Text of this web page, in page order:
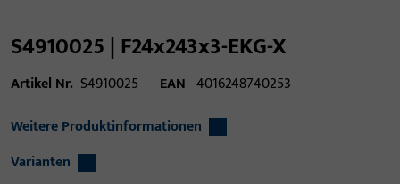
S4910025 | F24x243x3-EKG-X
Artikel Nr. S4910025 EAN 4016248740253
Weitere Produktinformationen
Varianten